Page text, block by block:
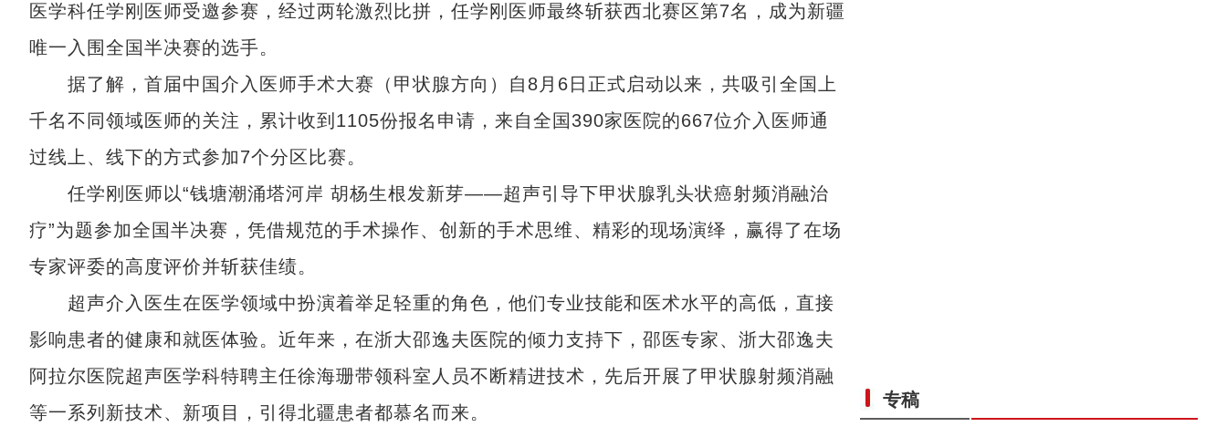
医学科任学刚医师受邀参赛，经过两轮激烈比拼，任学刚医师最终斩获西北赛区第7名，成为新疆
唯一入围全国半决赛的选手。
据了解，首届中国介入医师手术大赛（甲状腺方向）自8月6日正式启动以来，共吸引全国上
千名不同领域医师的关注，累计收到1105份报名申请，来自全国390家医院的667位介入医师通
过线上、线下的方式参加7个分区比赛。
任学刚医师以“钱塘潮涌塔河岸 胡杨生根发新芽——超声引导下甲状腺乳头状癌射频消融治
疗”为题参加全国半决赛，凭借规范的手术操作、创新的手术思维、精彩的现场演绎，赢得了在场
专家评委的高度评价并斩获佳绩。
超声介入医生在医学领域中扮演着举足轻重的角色，他们专业技能和医术水平的高低，直接
影响患者的健康和就医体验。近年来，在浙大邵逸夫医院的倾力支持下，邵医专家、浙大邵逸夫
阿拉尔医院超声医学科特聘主任徐海珊带领科室人员不断精进技术，先后开展了甲状腺射频消融
等一系列新技术、新项目，引得北疆患者都慕名而来。
专稿